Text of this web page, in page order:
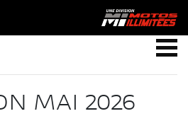
MAI 2026